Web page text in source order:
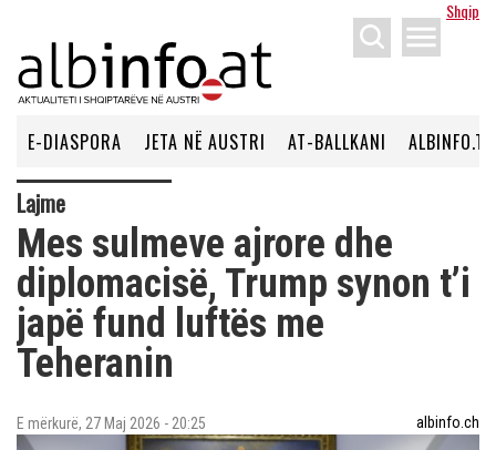
Shqip
menu
E-DIASPORA JETA NË AUSTRI AT-BALLKANI ALBINFO.TV
Lajme
Mes sulmeve ajrore dhe
diplomacisë, Trump synon t’i
japë fund luftës me
Teheranin
E mërkurë, 27 Maj 2026 - 20:25 albinfo.ch